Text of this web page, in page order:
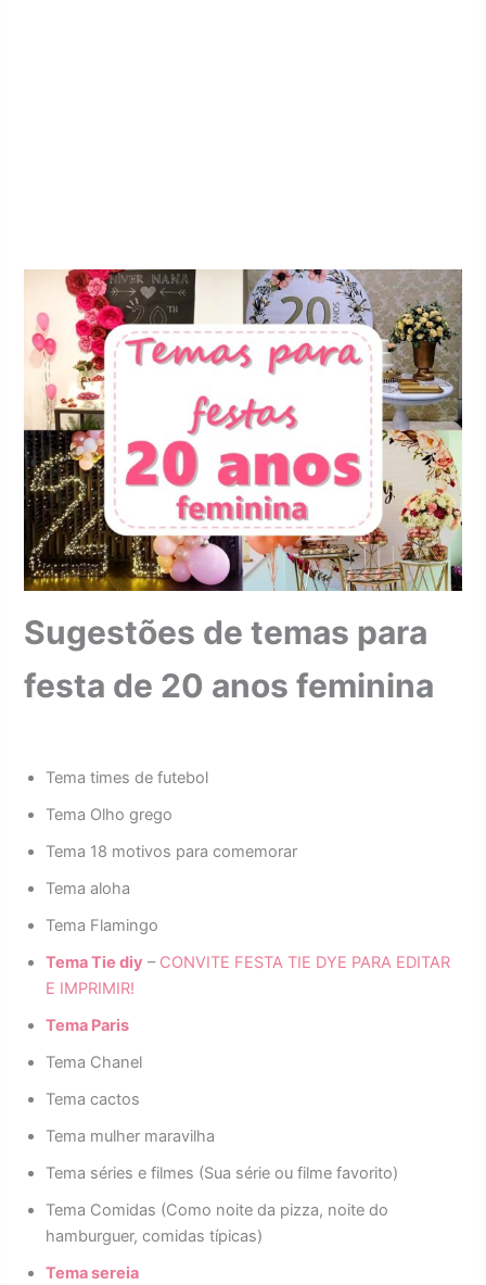
Sugestões de temas para
festa de 20 anos feminina
Tema times de futebol
Tema Olho grego
Tema 18 motivos para comemorar
Tema aloha
Tema Flamingo
Tema Tie diy – CONVITE FESTA TIE DYE PARA EDITAR
E IMPRIMIR!
Tema Paris
Tema Chanel
Tema cactos
Tema mulher maravilha
Tema séries e filmes (Sua série ou filme favorito)
Tema Comidas (Como noite da pizza, noite do
hamburguer, comidas típicas)
Tema sereia